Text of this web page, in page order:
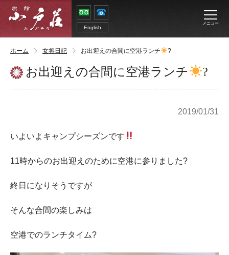
English
メニュー
ホーム 女将日記 お出迎えの合間に空港ランチ ?
お出迎えの合間に空港ランチ ?
2019/01/31
いよいよキャンプシーズンです
11時からのお出迎えのために空港に参りました?
終日になりそうですが
そんな合間の楽しみは
空港でのランチタイム?